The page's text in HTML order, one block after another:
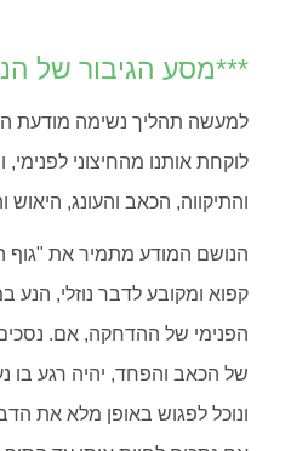
***מסע הגיבור של
למעשה תהליך נשימה מודעת
לוקחת אותנו מהחיצוני
והתיקווה, הכאב והעונג, היאוש
הנושם המודע מתמיר את "גוף
קפוא ומקובע לדבר נוזלי, הנע
הפנימי של ההדחקה, אם.
של הכאב והפחד, יהיה רגע בו
ונוכל לפגוש באופן מלא את